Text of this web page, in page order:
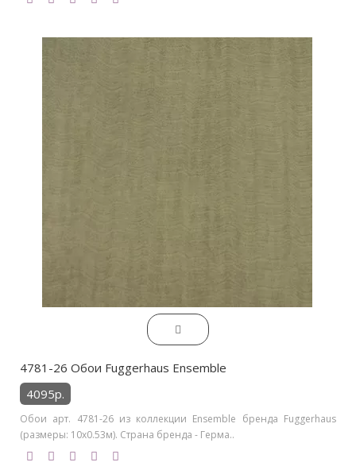
4781-26 Обои Fuggerhaus Ensemble
4095р.
Обои арт. 4781-26 из коллекции Ensemble бренда Fuggerhaus
(размеры: 10х0.53м). Страна бренда - Герма..